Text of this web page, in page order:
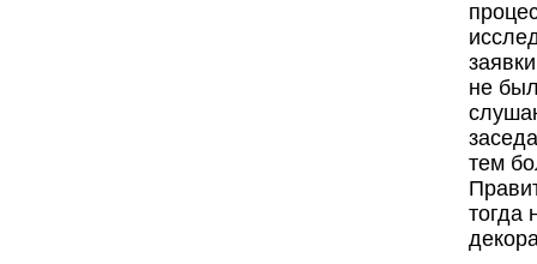
не
тем
тогда